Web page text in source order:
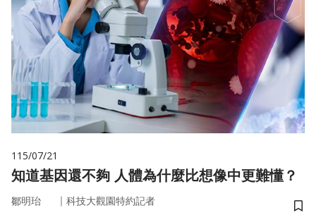
115/07/21
知道基因還不夠 人體為什麼比想像中更難懂？
鄒明珆 ｜ 科技大觀園特約記者
儲